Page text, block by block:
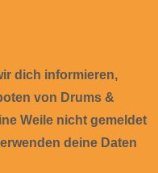
dich informieren,
von Drums &
Weile nicht gemeldet
deine Daten